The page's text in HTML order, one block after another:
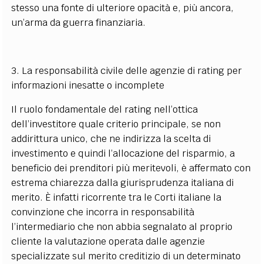
stesso una fonte di ulteriore opacità e, più ancora,
un’arma da guerra finanziaria.
3. La responsabilità civile delle agenzie di rating per
informazioni inesatte o incomplete
Il ruolo fondamentale del rating nell’ottica
dell’investitore quale criterio principale, se non
addirittura unico, che ne indirizza la scelta di
investimento e quindi l’allocazione del risparmio, a
beneficio dei prenditori più meritevoli, è affermato con
estrema chiarezza dalla giurisprudenza italiana di
merito. È infatti ricorrente tra le Corti italiane la
convinzione che incorra in responsabilità
l’intermediario che non abbia segnalato al proprio
cliente la valutazione operata dalle agenzie
specializzate sul merito creditizio di un determinato